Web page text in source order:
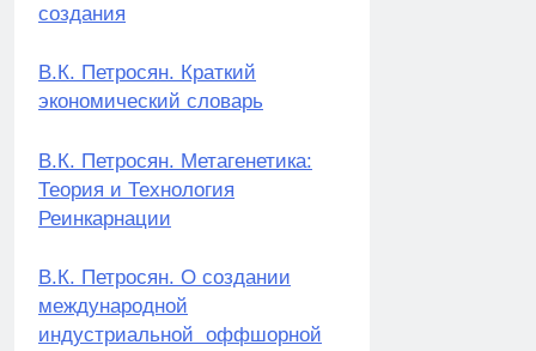
создания
В.К. Петросян. Краткий
экономический словарь
В.К. Петросян. Метагенетика:
Теория и Технология
Реинкарнации
В.К. Петросян. О создании
международной
индустриальной оффшорной